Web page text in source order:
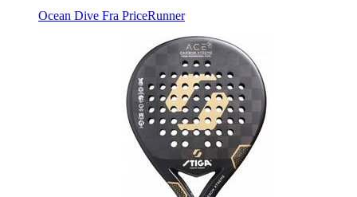
Ocean Dive Fra PriceRunner